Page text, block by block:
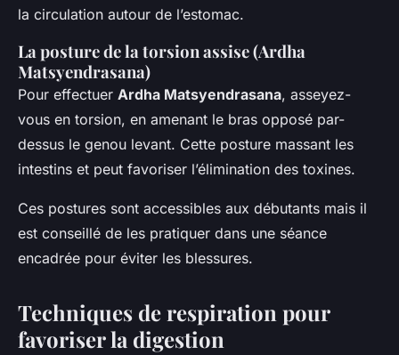
la circulation autour de l’estomac.
La posture de la torsion assise (Ardha
Matsyendrasana)
Pour effectuer Ardha Matsyendrasana, asseyez-
vous en torsion, en amenant le bras opposé par-
dessus le genou levant. Cette posture massant les
intestins et peut favoriser l’élimination des toxines.
Ces postures sont accessibles aux débutants mais il
est conseillé de les pratiquer dans une séance
encadrée pour éviter les blessures.
Techniques de respiration pour
favoriser la digestion